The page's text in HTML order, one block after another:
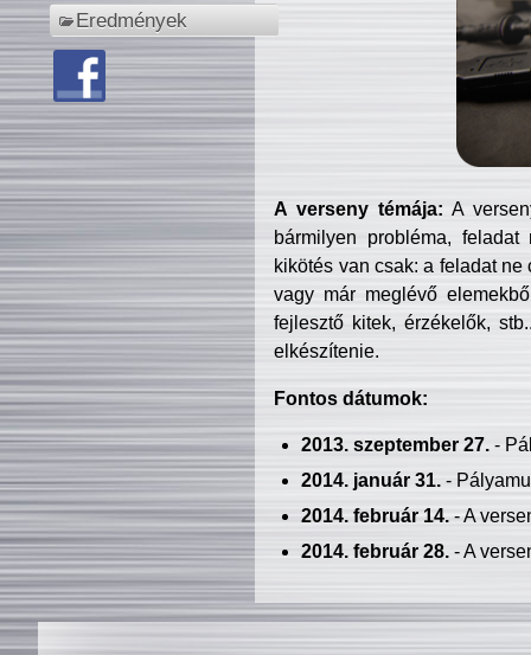
Eredmények
A verseny témája: A
bármilyen probléma, feladat
kikötés van csak: a feladat
vagy már meglévő
fejlesztő kitek, érzékelők,
elkészítenie.
Fontos dátumok:
2013. szeptember 27.-
2014. január 31.-
2014. február 14.- A
2014. február 28.- A